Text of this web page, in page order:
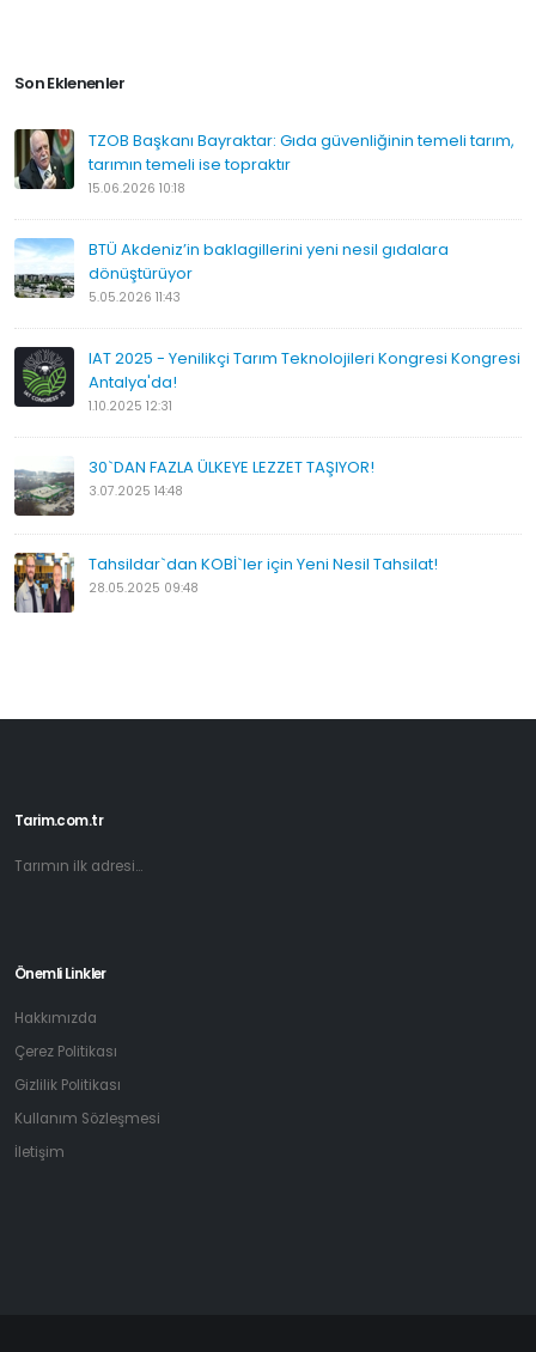
Son Eklenenler
TZOB Başkanı Bayraktar: Gıda güvenliğinin temeli tarım,
tarımın temeli ise topraktır
15.06.2026 10:18
BTÜ Akdeniz’in baklagillerini yeni nesil gıdalara
dönüştürüyor
5.05.2026 11:43
IAT 2025 - Yenilikçi Tarım Teknolojileri Kongresi Kongresi
Antalya'da!
1.10.2025 12:31
30`DAN FAZLA ÜLKEYE LEZZET TAŞIYOR!
3.07.2025 14:48
Tahsildar`dan KOBİ`ler için Yeni Nesil Tahsilat!
28.05.2025 09:48
Tarim.com.tr
Tarımın ilk adresi...
Önemli Linkler
Hakkımızda
Çerez Politikası
Gizlilik Politikası
Kullanım Sözleşmesi
İletişim